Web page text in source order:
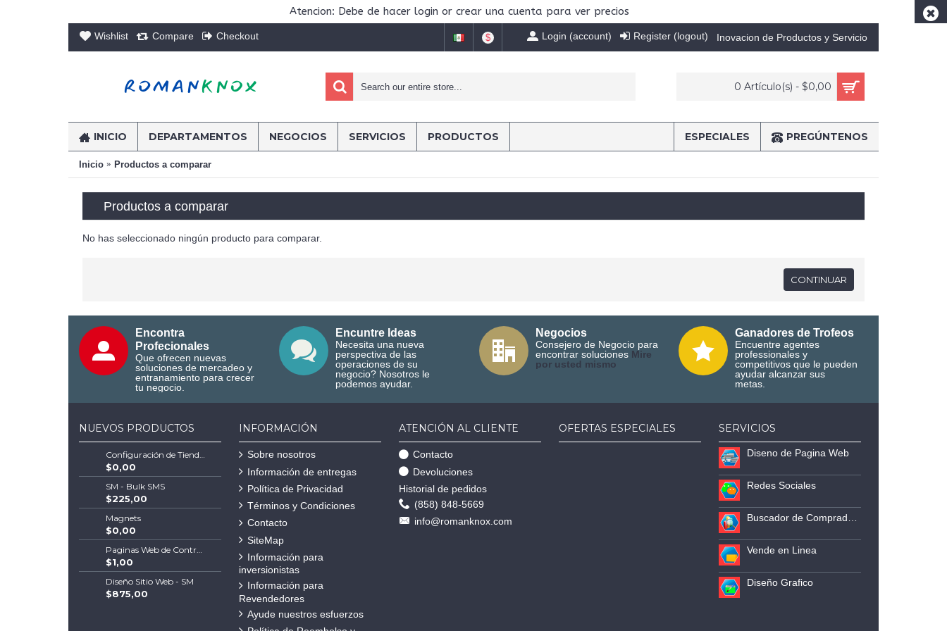
Atencion: Debe de hacer login or crear una cuenta para ver precios
Wishlist Compare Checkout $ Login (account) Register (logout) Inovacion de Productos y Servicio
0 Artículo(s) - $0,00
INICIO DEPARTAMENTOS NEGOCIOS SERVICIOS PRODUCTOS PREGÚNTENOS
ESPECIALES
Inicio Productos a comparar
Productos a comparar
No has seleccionado ningún producto para comparar.
CONTINUAR
Encontra
Profecionales
Que ofrecen nuevas
soluciones de mercadeo y
entranamiento para crecer
tu negocio.
Encuntre Ideas
Necesita una nueva
perspectiva de las
operaciones de su
negocio? Nosotros le
podemos ayudar.
Negocios
Consejero de Negocio para
encontrar soluciones Mire
por usted mismo
Ganadores de Trofeos
Encuentre agentes
professionales y
competitivos que le pueden
ayudar alcanzar sus
metas.
NUEVOS PRODUCTOS
Configuración de Tienda Shopify | Soluciones Escalables de Comercio Electrónico
$0,00
SM - Bulk SMS
$225,00
Magnets
$0,00
Paginas Web de Contratistas
$1,00
Diseño Sitio Web - SM
$875,00
INFORMACIÓN
Sobre nosotros
Información de entregas
Política de Privacidad
Términos y Condiciones
Contacto
SiteMap
Información para
inversionistas
Información para
Revendedores
Ayude nuestros esfuerzos
ATENCIÓN AL CLIENTE
Contacto
Devoluciones
Historial de pedidos
(858) 848-5669
info@romanknox.com
OFERTAS ESPECIALES SERVICIOS
Diseno de Pagina Web
Redes Sociales
Buscador de Compradores
Vende en Linea
Diseño Grafico